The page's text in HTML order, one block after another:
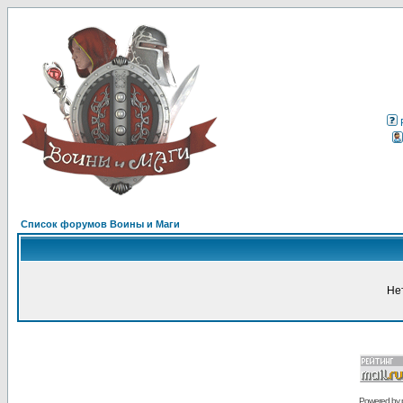
Список форумов Воины и Маги
Powered by